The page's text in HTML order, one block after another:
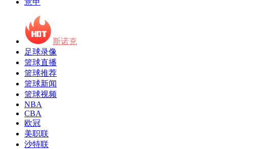
意甲
斯诺克
足球录像
篮球直播
篮球推荐
篮球新闻
篮球视频
NBA
CBA
欧冠
美职联
沙特联